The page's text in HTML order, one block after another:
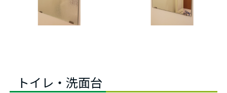
トイレ・洗面台